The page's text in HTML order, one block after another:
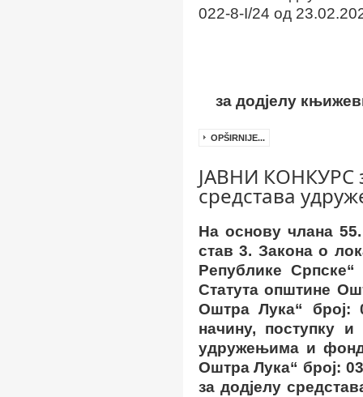
022-8-I/24 од 23
за додјелу
OPŠIRNIJE...
ЈАВНИ КОНКУРС
средстава
На основу члана 55.
став 3. Закона о
Републике Српске“
Статута општине
Оштра Лука“ број:
начину, поступку и
удружењима и
Оштра Лука“ број:
за додјелу